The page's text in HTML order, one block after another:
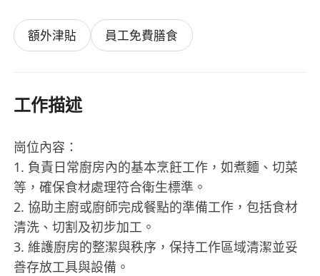
額外津貼 員工免費膳食
工作描述
崗位內容：
1. 負責日常廚房內的基本烹飪工作，如煮麵、切菜
等，確保食材處理符合衛生標準。
2. 協助主廚或廚師完成餐點的準備工作，包括食材
清洗、切割及初步加工。
3. 維護廚房的整潔與秩序，保持工作區域清潔並妥
善存放工具與設備。